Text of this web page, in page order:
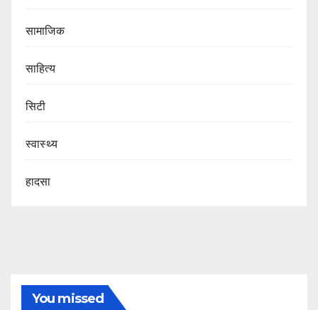
सामाजिक
साहित्य
सिटी
स्वास्थ्य
हादसा
You missed